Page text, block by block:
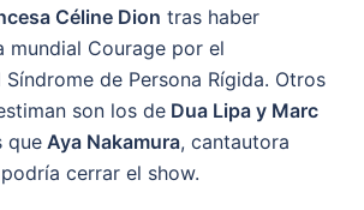
Céline Dion tras haber
mundial Courage por el
de Persona Rígida. Otros
son los de Dua Lipa y Marc
que Aya Nakamura, cantautora
cerrar el show.